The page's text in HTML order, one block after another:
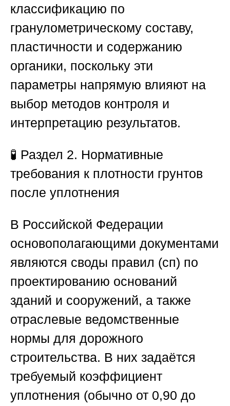
классификацию по
гранулометрическому составу,
пластичности и содержанию
органики, поскольку эти
параметры напрямую влияют на
выбор методов контроля и
интерпретацию результатов.
🧪 Раздел 2. Нормативные
требования к плотности грунтов
после уплотнения
В Российской Федерации
основополагающими документами
являются своды правил (сп) по
проектированию оснований
зданий и сооружений, а также
отраслевые ведомственные
нормы для дорожного
строительства. В них задаётся
требуемый коэффициент
уплотнения (обычно от 0,90 до